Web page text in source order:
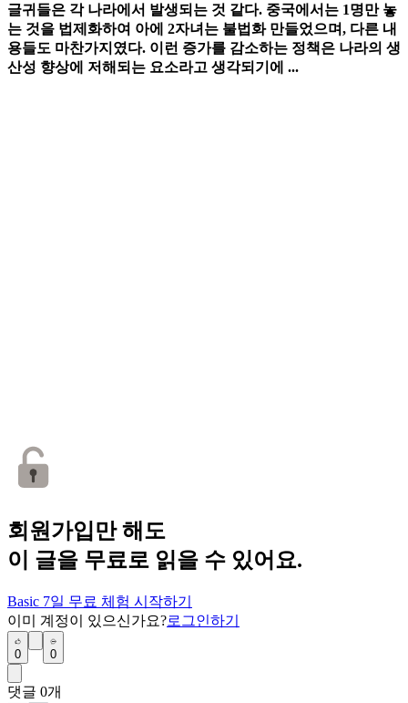
글귀들은 각 나라에서 발생되는 것 같다. 중국에서는 1명만 놓
는 것을 법제화하여 아에 2자녀는 불법화 만들었으며, 다른 내
용들도 마찬가지였다. 이런 증가를 감소하는 정책은 나라의 생
산성 향상에 저해되는 요소라고 생각되기에 ...
회원가입만 해도
이 글을 무료로 읽을 수 있어요.
Basic 7일 무료 체험 시작하기
이미 계정이 있으신가요?로그인하기
0 0
댓글 0개